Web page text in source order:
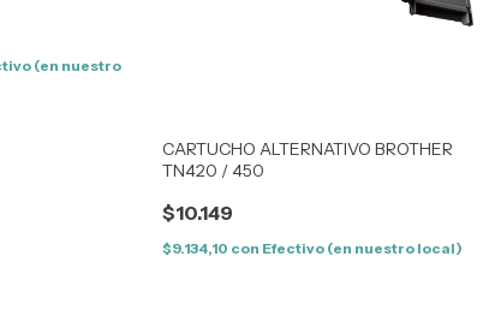
(en nuestro
CARTUCHO ALTERNATIVO BROTHER
TN420 / 450
$10.149
$9.134,10 con Efectivo (en nuestro local)